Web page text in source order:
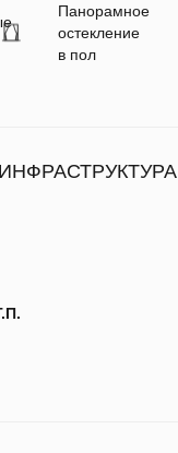
Панорамное
остекление
в пол